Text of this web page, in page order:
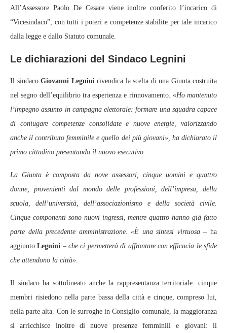
All’Assessore Paolo De Cesare viene inoltre conferito l’incarico di
“Vicesindaco”, con tutti i poteri e competenze stabilite per tale incarico
dalla legge e dallo Statuto comunale.
Le dichiarazioni del Sindaco Legnini
Il sindaco Giovanni Legnini rivendica la scelta di una Giunta costruita
nel segno dell’equilibrio tra esperienza e rinnovamento. «Ho mantenuto
l’impegno assunto in campagna elettorale: formare una squadra capace
di coniugare competenze consolidate e nuove energie, valorizzando
anche il contributo femminile e quello dei più giovani», ha dichiarato il
primo cittadino presentando il nuovo esecutivo.
La Giunta è composta da nove assessori, cinque uomini e quattro
donne, provenienti dal mondo delle professioni, dell’impresa, della
scuola, dell’università, dell’associazionismo e della società civile.
Cinque componenti sono nuovi ingressi, mentre quattro hanno già fatto
parte della precedente amministrazione. «È una sintesi virtuosa– ha
aggiuntoLegnini –che ci permetterà di affrontare con efficacia le sfide
che attendono la città»
Il sindaco ha sottolineato anche la rappresentanza territoriale: cinque
membri risiedono nella parte bassa della città e cinque, compreso lui,
nella parte alta. Con le surroghe in Consiglio comunale, la maggioranza
si arricchisce inoltre di nuove presenze femminili e giovani: il